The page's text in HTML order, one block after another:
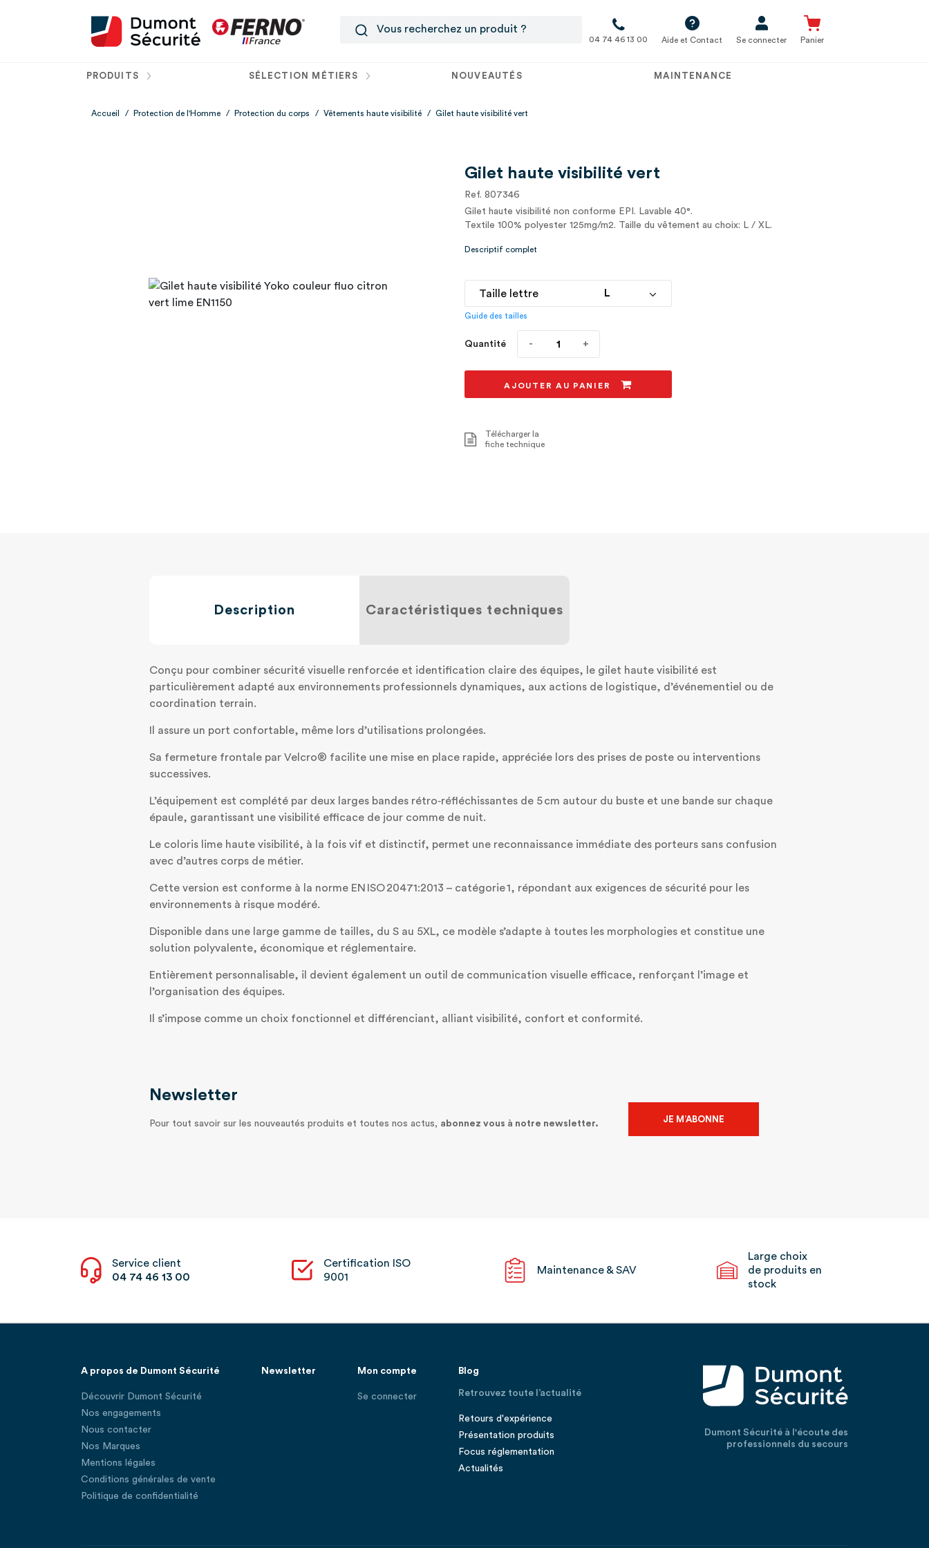
04 74 46 13 00 Aide et Contact Se connecter Panier
PRODUITS SÉLECTION MÉTIERS NOUVEAUTÉS MAINTENANCE
Accueil / Protection de l'Homme / Protection du corps / Vêtements haute visibilité / Gilet haute visibilité vert
Gilet haute visibilité vert
Ref. 807346
Gilet haute visibilité non conforme EPI. Lavable 40°.
Textile 100% polyester 125mg/m2. Taille du vêtement au choix: L / XL.
Descriptif complet
Taille lettre
Guide des tailles
Quantité
AJOUTER AU PANIER
Télécharger la
fiche technique
Description Caractéristiques techniques
Conçu pour combiner sécurité visuelle renforcée et identification claire des équipes, le gilet haute visibilité est
particulièrement adapté aux environnements professionnels dynamiques, aux actions de logistique, d’événementiel ou de
coordination terrain.
Il assure un port confortable, même lors d’utilisations prolongées.
Sa fermeture frontale par Velcro® facilite une mise en place rapide, appréciée lors des prises de poste ou interventions
successives.
L’équipement est complété par deux larges bandes rétro‑réfléchissantes de 5 cm autour du buste et une bande sur chaque
épaule, garantissant une visibilité efficace de jour comme de nuit.
Le coloris lime haute visibilité, à la fois vif et distinctif, permet une reconnaissance immédiate des porteurs sans confusion
avec d’autres corps de métier.
Cette version est conforme à la norme EN ISO 20471:2013 – catégorie 1, répondant aux exigences de sécurité pour les
environnements à risque modéré.
Disponible dans une large gamme de tailles, du S au 5XL, ce modèle s’adapte à toutes les morphologies et constitue une
solution polyvalente, économique et réglementaire.
Entièrement personnalisable, il devient également un outil de communication visuelle efficace, renforçant l’image et
l’organisation des équipes.
Il s’impose comme un choix fonctionnel et différenciant, alliant visibilité, confort et conformité.
Newsletter
Pour tout savoir sur les nouveautés produits et toutes nos actus, abonnez vous à notre newsletter. JE M’ABONNE
Service client
04 74 46 13 00
Certification ISO
9001
Maintenance & SAV
Large choix
de produits en
stock
A propos de Dumont Sécurité
Découvrir Dumont Sécurité
Nos engagements
Nous contacter
Nos Marques
Mentions légales
Conditions générales de vente
Politique de confidentialité
Newsletter Mon compte
Se connecter
Blog
Retrouvez toute l’actualité
Retours d'expérience
Présentation produits
Focus réglementation
Actualités
Dumont Sécurité à l'écoute des
professionnels du secours